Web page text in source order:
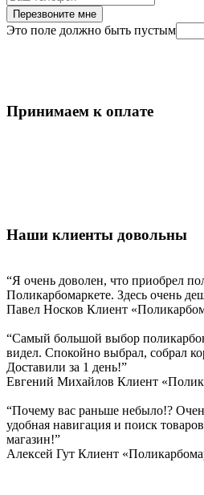
Перезвоните мне
Это поле должно быть пустым
Принимаем к оплате
Наши клиенты довольны
“Я очень доволен, что приобрел
Поликарбомаркете. Здесь очень
Павел Носков Клиент
“Самый большой выбор
видел. Спокойно выбрал, собрал
Доставили за 1 день!”
Евгений Михайлов Клиент
“Почему вас раньше небыло!?
удобная навигация и поиск
магазин!”
Алексей Гут Клиент